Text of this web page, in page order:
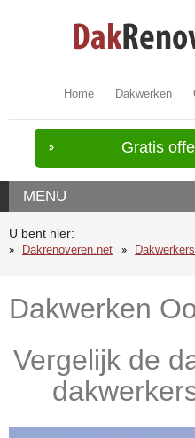
Home Dakwerken
Gratis
MENU
U bent hier:
Dakrenoveren.net
Dakwerkers
Dakwerken
Vergelijk de